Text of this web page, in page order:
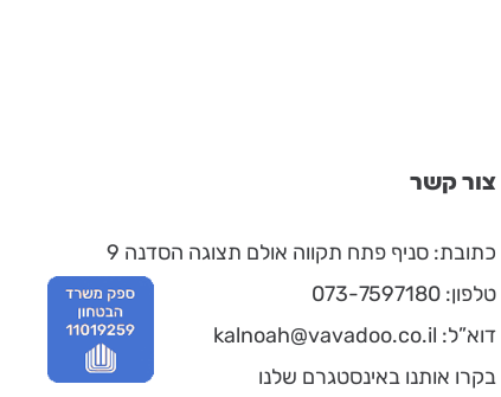
צור קשר
כתובת: סניף פתח תקווה אולם תצוגה הסדנה 9
טלפון: 073-7597180
דוא”ל: kalnoah@vavadoo.co.il
בקרו אותנו באינסטגרם שלנו